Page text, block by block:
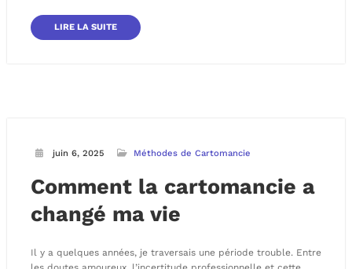
LIRE LA SUITE
juin 6, 2025 Méthodes de Cartomancie
Comment la cartomancie a
changé ma vie
Il y a quelques années, je traversais une période trouble. Entre